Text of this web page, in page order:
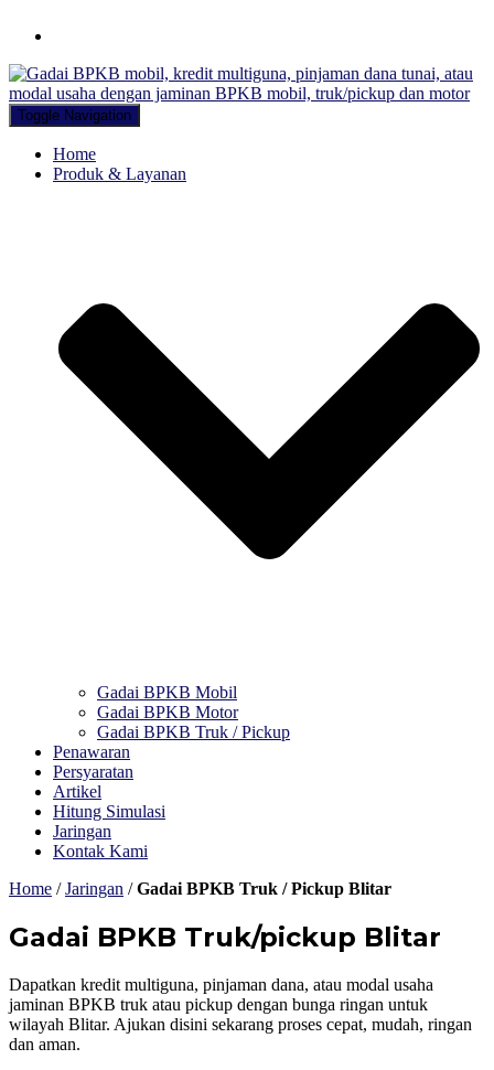
Toggle Navigation
Home
Produk & Layanan
Gadai BPKB Mobil
Gadai BPKB Motor
Gadai BPKB Truk / Pickup
Penawaran
Persyaratan
Artikel
Hitung Simulasi
Jaringan
Kontak Kami
Home /Jaringan /Gadai BPKB Truk / Pickup Blitar
Gadai BPKB Truk/pickup Blitar
Dapatkan kredit multiguna, pinjaman dana, atau modal usaha
jaminan BPKB truk atau pickup dengan bunga ringan untuk
wilayah Blitar. Ajukan disini sekarang proses cepat, mudah, ringan
dan aman.